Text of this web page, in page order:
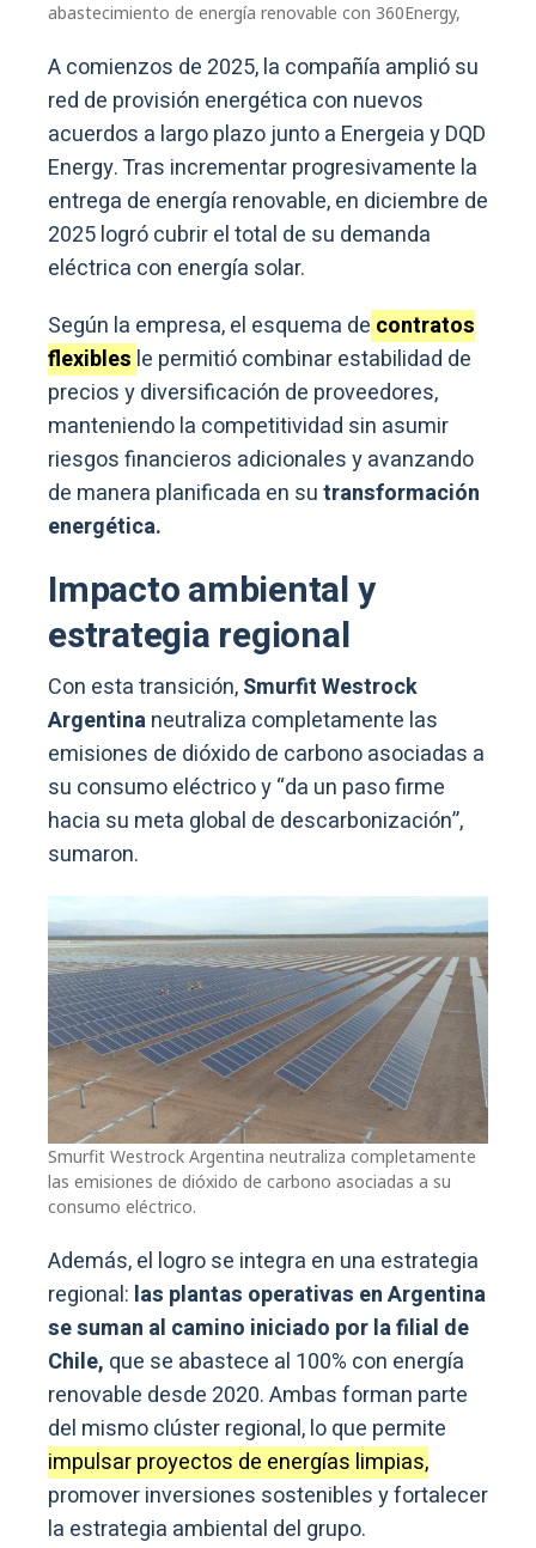
abastecimiento de energía renovable con 360Energy,
A comienzos de 2025, la compañía amplió su
red de provisión energética con nuevos
acuerdos a largo plazo junto a Energeia y DQD
Energy. Tras incrementar progresivamente la
entrega de energía renovable, en diciembre de
2025 logró cubrir el total de su demanda
eléctrica con energía solar.
Según la empresa, el esquema de contratos
flexibles le permitió combinar estabilidad de
precios y diversificación de proveedores,
manteniendo la competitividad sin asumir
riesgos financieros adicionales y avanzando
de manera planificada en sutransformación
energética.
Impacto ambiental y
estrategia regional
Con esta transición,Smurfit Westrock
Argentinaneutraliza completamente las
emisiones de dióxido de carbono asociadas a
su consumo eléctrico y “da un paso firme
hacia su meta global de descarbonización”,
sumaron.
Smurfit Westrock Argentina neutraliza completamente
las emisiones de dióxido de carbono asociadas a su
consumo eléctrico.
Además, el logro se integra en una estrategia
regional: las plantas operativas en Argentina
se suman al camino iniciado por la filial de
Chile, que se abastece al 100% con energía
renovable desde 2020. Ambas forman parte
del mismo clúster regional, lo que permite
impulsar proyectos de energías limpias,
promover inversiones sostenibles y fortalecer
la estrategia ambiental del grupo.